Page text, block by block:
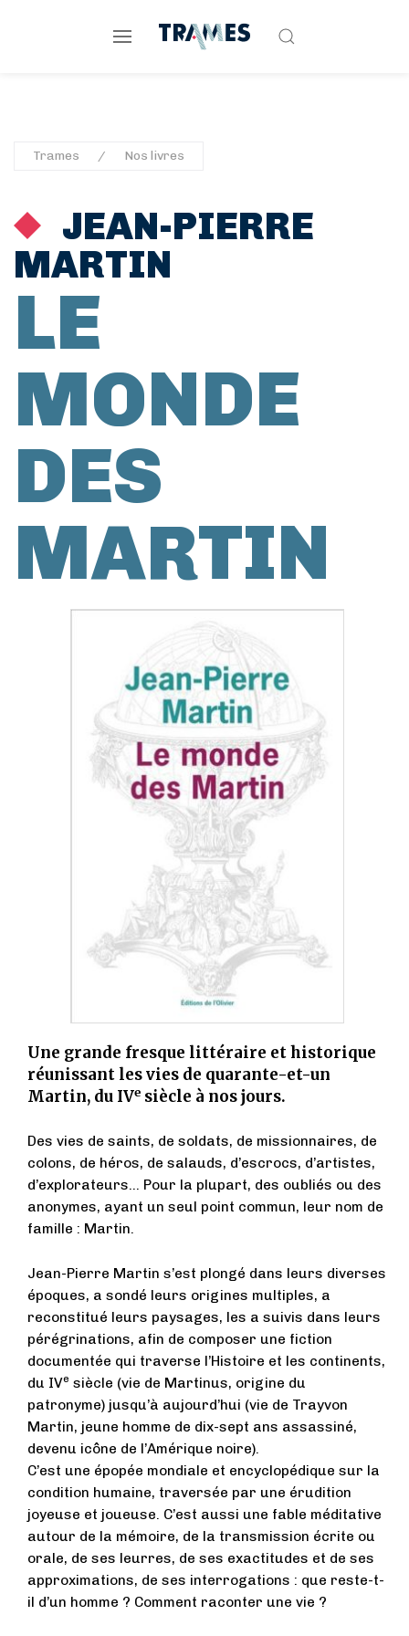
Trames Nos livres
JEAN-PIERRE
MARTIN
LE
MONDE
DES
MARTIN
Une grande fresque littéraire et historique
réunissant les vies de quarante-et-un
Martin, du IVe siècle à nos jours.
Des vies de saints, de soldats, de missionnaires, de
colons, de héros, de salauds, d’escrocs, d’artistes,
d’explorateurs… Pour la plupart, des oubliés ou des
anonymes, ayant un seul point commun, leur nom de
famille : Martin.
Jean-Pierre Martin s’est plongé dans leurs diverses
époques, a sondé leurs origines multiples, a
reconstitué leurs paysages, les a suivis dans leurs
pérégrinations, afin de composer une fiction
documentée qui traverse l’Histoire et les continents,
du IVe siècle (vie de Martinus, origine du
patronyme) jusqu’à aujourd’hui (vie de Trayvon
Martin, jeune homme de dix-sept ans assassiné,
devenu icône de l’Amérique noire).
C’est une épopée mondiale et encyclopédique sur la
condition humaine, traversée par une érudition
joyeuse et joueuse. C’est aussi une fable méditative
autour de la mémoire, de la transmission écrite ou
orale, de ses leurres, de ses exactitudes et de ses
approximations, de ses interrogations : que reste-t-
il d’un homme ? Comment raconter une vie ?